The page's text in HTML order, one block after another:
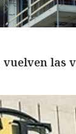
vuelven las